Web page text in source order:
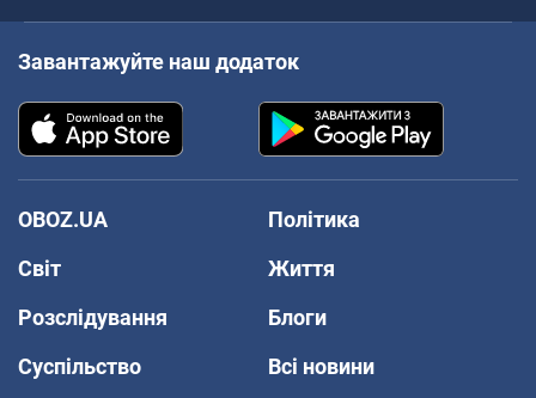
Завантажуйте наш додаток
OBOZ.UA
Політика
Світ
Життя
Розслідування
Блоги
Суспільство
Всі новини